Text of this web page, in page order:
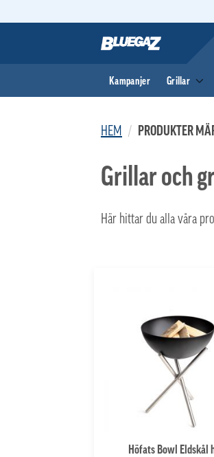
Kampanjer Grillar
HEM / PRODUKTER
Grillar och
Här hittar du alla våra
Höfats Bowl Eldskål